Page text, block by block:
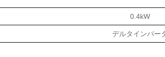
0.4kW
デルタインバー